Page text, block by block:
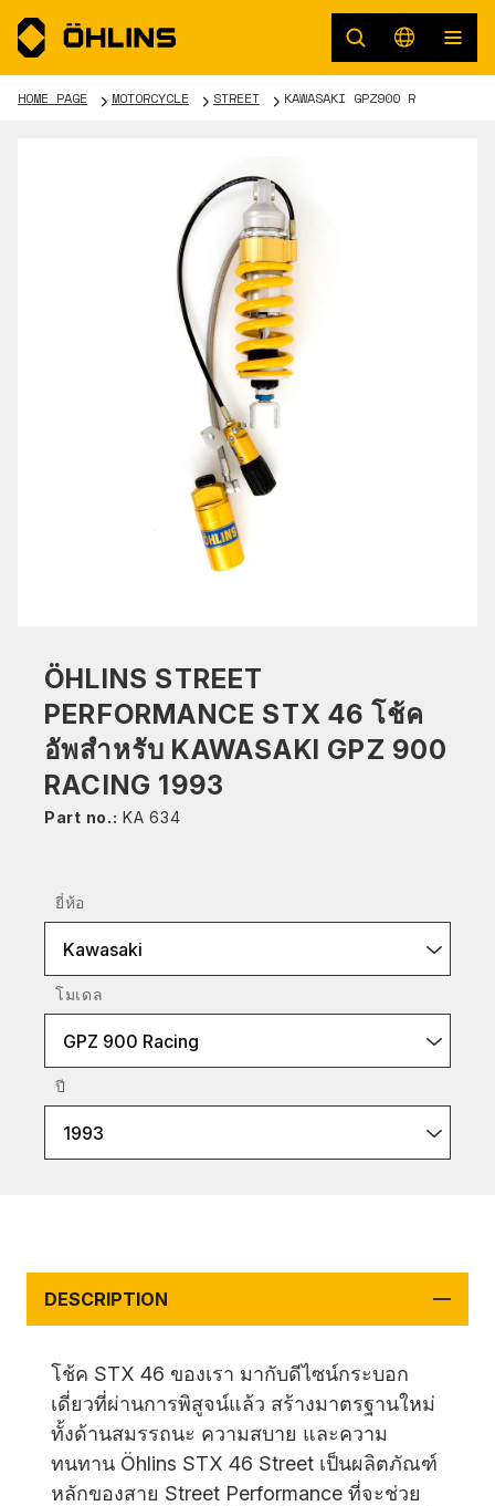
HOME PAGE MOTORCYCLE STREET KAWASAKI GPZ900 R
ÖHLINS STREET
PERFORMANCE STX 46 โช้ค
อัพสำหรับ KAWASAKI GPZ 900
RACING 1993
Part no.: KA 634
ยี่ห้อ
Kawasaki
โมเดล
GPZ 900 Racing
ปี
1993
DESCRIPTION
โช้ค STX 46 ของเรา มากับดีไซน์กระบอก
เดี่ยวที่ผ่านการพิสูจน์แล้ว สร้างมาตรฐานใหม่
ทั้งด้านสมรรถนะ ความสบาย และความ
ทนทาน Öhlins STX 46 Street เป็นผลิตภัณฑ์
หลักของสาย Street Performance ที่จะช่วย